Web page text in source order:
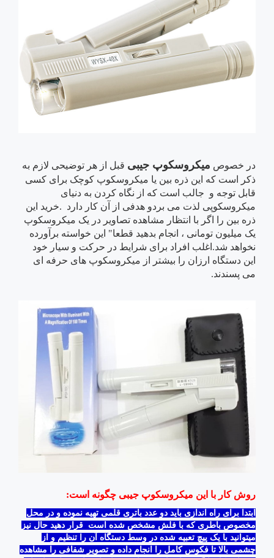
در خصوص میکروسکوپ جیبی قبل از هر توضیحی لازم به
ذکر است که این ذره بین یا میکروسکوپ کوچک برای کسی
قابل توجه و جالب است که از نگاه کردن به دنیای
میکروسکوپی لذت می بردو هدفی از آن کار دارد .خرید این
ذره بین را اگر با انتظار مشاهده تصاویر در یک میکروسکوپ
یک میلیون تومانی ، انجام بدهید قطعا" این خواسته برآورده
نخواهد شد.اغلب افراد برای شرایط در حرکت و سیار خود
این دستگاه ارزان را بیشتر از میکروسکوپ های حرفه ای
می پسندند.
روش کار با این میکروسکوپ جیبی چگونه است:
ابتدا برای راه اندازی باید دو عدد باتری قلمی تهیه نموده و در محل
مخصوص باطری که با فلش مشخص شده است قرار دهید حال نیز
میتوانید با یک پیچ تعبیه شده در وسط دستگاه آن را تنظیم و از
چشمی بالا تا فکوس کامل را انجام داده و تصویر شفافی را مشاهده